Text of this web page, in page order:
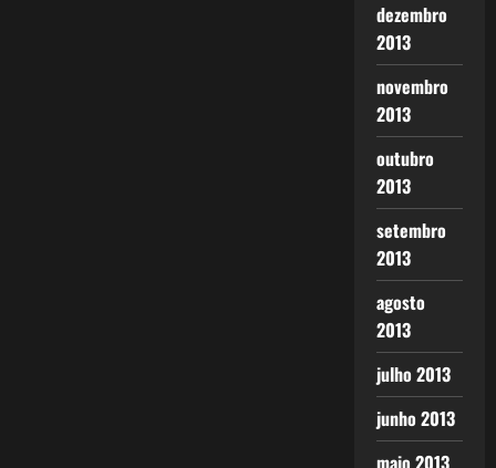
dezembro
2013
novembro
2013
outubro
2013
setembro
2013
agosto
2013
julho 2013
junho 2013
maio 2013